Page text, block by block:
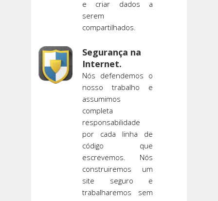
e criar dados a
serem
compartilhados.
Segurança na
Internet.
Nós defendemos o
nosso trabalho e
assumimos
completa
responsabilidade
por cada linha de
código que
escrevemos. Nós
construiremos um
site seguro e
trabalharemos sem